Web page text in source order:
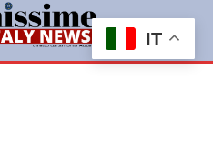
IT